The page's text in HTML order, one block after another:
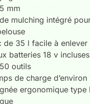
mm
mulching intégré
de 35 l facile à
batteries 18 v
outils
de charge
ergonomique